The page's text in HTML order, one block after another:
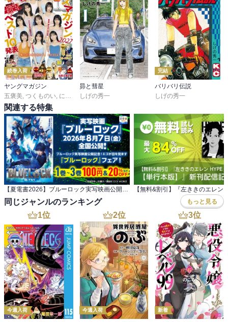
続巻入荷
ヤングマガジン
五褒美, つくものい, にゃんにゃんファクトリー 雁木万里 ,ずり騎士
昴と彗星
しげの秀一
完結
バリバリ伝説
しげの秀一
関連する特集
【夏電書2026】ブルーロック実写映画公開記念！ エゴが目を覚ます『ブルーロック』フェア！
同じジャンルのランキング もっと見る
1位
今週入荷
2位
今週入荷
3位
新着